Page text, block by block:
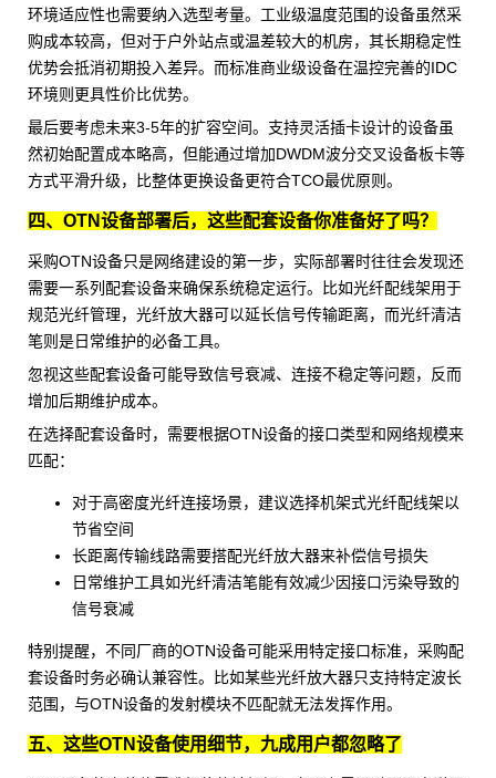
环境适应性也需要纳入选型考量。工业级温度范围的设备虽然采
购成本较高，但对于户外站点或温差较大的机房，其长期稳定性
优势会抵消初期投入差异。而标准商业级设备在温控完善的IDC
环境则更具性价比优势。
最后要考虑未来3-5年的扩容空间。支持灵活插卡设计的设备虽
然初始配置成本略高，但能通过增加DWDM波分交叉设备板卡等
方式平滑升级，比整体更换设备更符合TCO最优原则。
四、OTN设备部署后，这些配套设备你准备好了吗？
采购OTN设备只是网络建设的第一步，实际部署时往往会发现还
需要一系列配套设备来确保系统稳定运行。比如光纤配线架用于
规范光纤管理， 光纤放大器可以延长信号传输距离，而光纤清洁
笔则是日常维护的必备工具。
忽视这些配套设备可能导致信号衰减、连接不稳定等问题，反而
增加后期维护成本。
在选择配套设备时，需要根据OTN设备的接口类型和网络规模来
匹配：
对于高密度光纤连接场景，建议选择机架式光纤配线架以
节省空间
长距离传输线路需要搭配光纤放大器来补偿信号损失
日常维护工具如光纤清洁笔能有效减少因接口污染导致的
信号衰减
特别提醒，不同厂商的OTN设备可能采用特定接口标准，采购配
套设备时务必确认兼容性。比如某些光纤放大器只支持特定波长
范围，与OTN设备的发射模块不匹配就无法发挥作用。
五、这些OTN设备使用细节，九成用户都忽略了